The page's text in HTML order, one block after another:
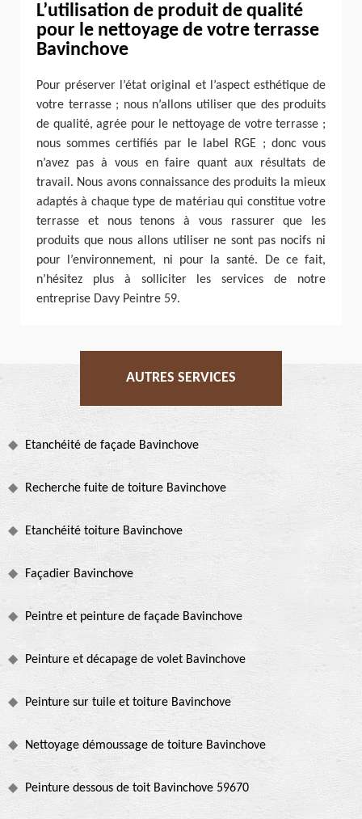
L’utilisation de produit de qualité
pour le nettoyage de votre terrasse
Bavinchove
Pour préserver l’état original et l’aspect esthétique de
votre terrasse ; nous n’allons utiliser que des produits
de qualité, agrée pour le nettoyage de votre terrasse ;
nous sommes certifiés par le label RGE ; donc vous
n’avez pas à vous en faire quant aux résultats de
travail. Nous avons connaissance des produits la mieux
adaptés à chaque type de matériau qui constitue votre
terrasse et nous tenons à vous rassurer que les
produits que nous allons utiliser ne sont pas nocifs ni
pour l’environnement, ni pour la santé. De ce fait,
n’hésitez plus à solliciter les services de notre
entreprise Davy Peintre 59.
AUTRES SERVICES
Etanchéité de façade Bavinchove
Recherche fuite de toiture Bavinchove
Etanchéité toiture Bavinchove
Façadier Bavinchove
Peintre et peinture de façade Bavinchove
Peinture et décapage de volet Bavinchove
Peinture sur tuile et toiture Bavinchove
Nettoyage démoussage de toiture Bavinchove
Peinture dessous de toit Bavinchove 59670